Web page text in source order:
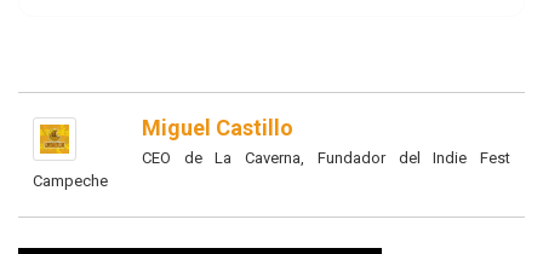
Miguel Castillo
CEO de La Caverna, Fundador del Indie Fest
Campeche